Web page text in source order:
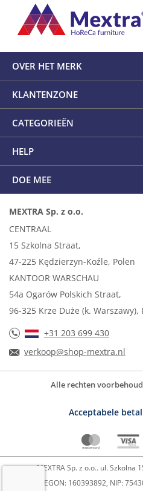
OVER HET MERK
KLANTENZONE
CATEGORIEËN
HELP
DOE MEE
MEXTRA Sp. z o.o.
CENTRAAL
15 Szkolna Straat,
47-225 Kędzierzyn-Koźle, Polen
KANTOOR WARSCHAU
54a Ogarów Polskich Straat,
96-325 Krze Duże (k. Warszawy),
+31 203 699 430
verkoop@shop-mextra.nl
Alle rechten
Acceptabele
MEXTRA Sp. z o.o.. ul. Szkolna
REGON: 160393892, NIP: